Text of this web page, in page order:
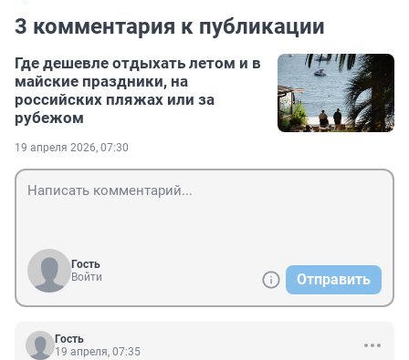
3 комментария к публикации
Где дешевле отдыхать летом и в
майские праздники, на
российских пляжах или за
рубежом
19 апреля 2026, 07:30
Гость
Войти
Отправить
Гость
19 апреля, 07:35